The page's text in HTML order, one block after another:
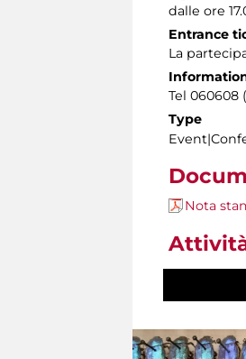
dalle ore
Entrance
La
Tel 060608
Type
Nota